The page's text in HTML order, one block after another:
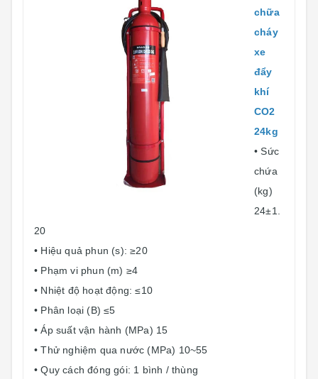
chữa
cháy
xe
đẩy
khí
CO2
24kg
• Sức
chứa
(kg)
24±1.
20
• Hiệu quả phun (s): ≥20
• Phạm vi phun (m) ≥4
• Nhiệt độ hoạt động: ≤10
• Phân loại (B) ≤5
• Áp suất vận hành (MPa) 15
• Thử nghiệm qua nước (MPa) 10~55
• Quy cách đóng gói: 1 bình / thùng